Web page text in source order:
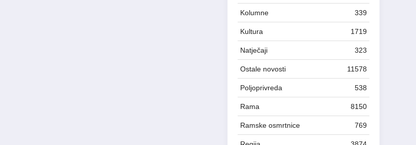
Kolumne 339
Kultura 1719
Natječaji 323
Ostale novosti 11578
Poljoprivreda 538
Rama 8150
Ramske osmrtnice 769